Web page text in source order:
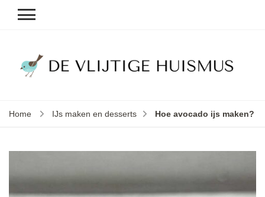
Home IJs maken en desserts Hoe avocado ijs maken?